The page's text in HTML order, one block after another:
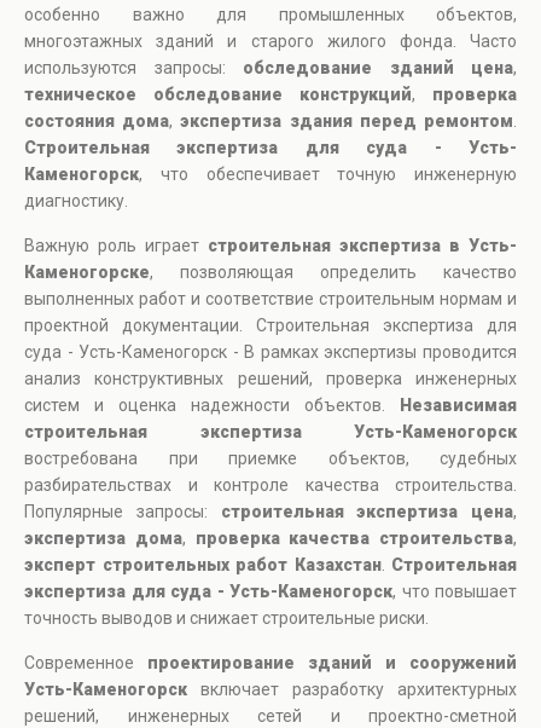
особенно важно для промышленных объектов,
многоэтажных зданий и старого жилого фонда. Часто
используются запросы: обследование зданий цена,
техническое обследование конструкций, проверка
состояния дома,экспертиза здания перед ремонтом
Строительная экспертиза для суда - Усть-
Каменогорск, что обеспечивает точную инженерную
диагностику.
Важную роль играет строительная экспертиза в Усть-
Каменогорске, позволяющая определить качество
выполненных работ и соответствие строительным нормам и
проектной документации. Строительная экспертиза для
суда - Усть-Каменогорск - В рамках экспертизы проводится
анализ конструктивных решений, проверка инженерных
систем и оценка надежности объектов.
Независимая
строительная экспертиза Усть-Каменогорск
востребована при приемке объектов, судебных
разбирательствах и контроле качества строительства.
Популярные запросы: строительная экспертиза цена,
экспертиза дома, проверка качества строительства,
эксперт строительных работ Казахстан. Строительная
экспертиза для суда - Усть-Каменогорск, что повышает
точность выводов и снижает строительные риски.
Современное проектирование зданий и сооружений
Усть-Каменогорск включает разработку архитектурных
решений, инженерных сетей и проектно-сметной